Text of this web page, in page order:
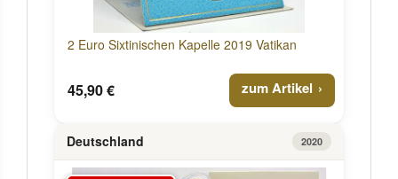
2 Euro Sixtinischen Kapelle 2019 Vatikan
45,90 € zum Artikel
Deutschland 2020